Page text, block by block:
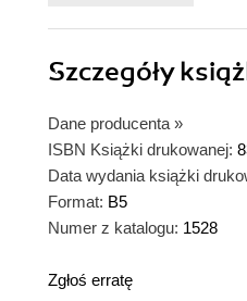
Szczegóły
Dane producenta »
ISBN Książki drukowanej:
Data wydania książki
Format: B5
Numer z katalogu: 1528
Zgłoś erratę